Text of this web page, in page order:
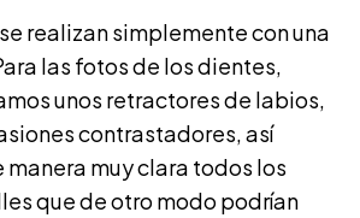
realizan simplemente con una
las fotos de los dientes,
unos retractores de labios,
contrastadores, así
manera muy clara todos los
que de otro modo podrían